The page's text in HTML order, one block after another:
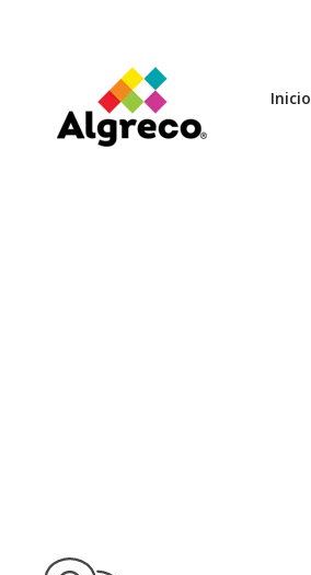
Inicio